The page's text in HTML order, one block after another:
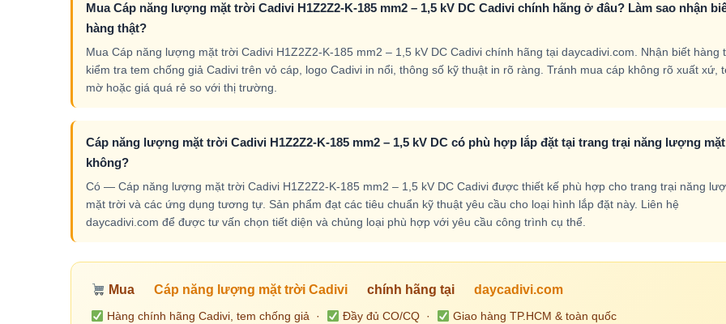
Mua Cáp năng lượng mặt trời Cadivi H1Z2Z2-K-185 mm2 – 1,5 kV DC Cadivi chính hãng ở đâu? Làm sao nhận
hàng thật?
Mua Cáp năng lượng mặt trời Cadivi H1Z2Z2-K-185 mm2 – 1,5 kV DC Cadivi chính hãng tại daycadivi.com. Nhận biết hàng
kiểm tra tem chống giả Cadivi trên vỏ cáp, logo Cadivi in nổi, thông số kỹ thuật in rõ ràng. Tránh mua cáp không rõ xuất xứ,
mờ hoặc giá quá rẻ so với thị trường.
Cáp năng lượng mặt trời Cadivi H1Z2Z2-K-185 mm2 – 1,5 kV DC có phù hợp lắp đặt tại trang trại năng lượng
không?
Có — Cáp năng lượng mặt trời Cadivi H1Z2Z2-K-185 mm2 – 1,5 kV DC Cadivi được thiết kế phù hợp cho trang trại năng
mặt trời và các ứng dụng tương tự. Sản phẩm đạt các tiêu chuẩn kỹ thuật yêu cầu cho loại hình lắp đặt này. Liên hệ
daycadivi.com để được tư vấn chọn tiết diện và chủng loại phù hợp với yêu cầu công trình cụ thể.
Mua Cáp năng lượng mặt trời Cadivi chính hãng tại daycadivi.com
Hàng chính hãng Cadivi, tem chống giả · Đầy đủ CO/CQ · Giao hàng TP.HCM & toàn quốc